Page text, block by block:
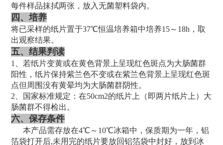
每件样品抹拭两张，放入无菌塑料袋内。
四、培养
将已采样的纸片置于37℃恒温培养箱中培养15～18h，取
出观察结果。
五、结果判读
1、若纸片变黄或在黄色背景上呈现红色斑点为大肠菌群
阳性，纸片保持紫兰色不变或在紫兰色背景上呈现红色斑
点但周围没有黄晕均为大肠菌群阴性。
2、国家标准规定：在50cm2的纸片上（即两片纸片上）大
肠菌群不得检出。
六、保存条件
本产品需存放在4℃～10℃冰箱中，保质期为一年，铝
箔袋打开后,未用完的纸片要放回铝箔袋中封好，放到冰